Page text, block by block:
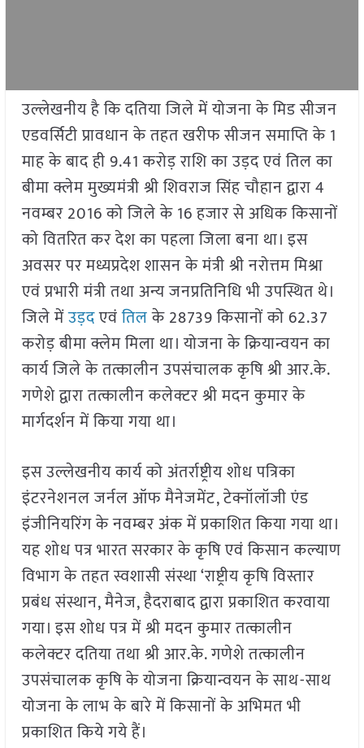
उल्लेखनीय है कि दतिया जिले में योजना के मिड सीजन
एडवर्सिटी प्रावधान के तहत खरीफ सीजन समाप्ति के 1
माह के बाद ही 9.41 करोड़ राशि का उड़द एवं तिल का
बीमा क्लेम मुख्यमंत्री श्री शिवराज सिंह चौहान द्वारा 4
नवम्बर 2016 को जिले के 16 हजार से अधिक किसानों
को वितरित कर देश का पहला जिला बना था। इस
अवसर पर मध्यप्रदेश शासन के मंत्री श्री नरोत्तम मिश्रा
एवं प्रभारी मंत्री तथा अन्य जनप्रतिनिधि भी उपस्थित थे।
जिले मेंउड़दएवंतिलके 28739 किसानों को 62.37
करोड़ बीमा क्लेम मिला था। योजना के क्रियान्वयन का
कार्य जिले के तत्कालीन उपसंचालक कृषि श्री आर.के.
गणेशे द्वारा तत्कालीन कलेक्टर श्री मदन कुमार के
मार्गदर्शन में किया गया था।
इस उल्लेखनीय कार्य को अंतर्राष्ट्रीय शोध पत्रिका
इंटरनेशनल जर्नल ऑफ मैनेजमेंट, टेक्नॉलॉजी एंड
इंजीनियरिंग के नवम्बर अंक में प्रकाशित किया गया था।
यह शोध पत्र भारत सरकार के कृषि एवं किसान कल्याण
विभाग के तहत स्वशासी संस्था ‘राष्ट्रीय कृषि विस्तार
प्रबंध संस्थान, मैनेज, हैदराबाद द्वारा प्रकाशित करवाया
गया। इस शोध पत्र में श्री मदन कुमार तत्कालीन
कलेक्टर दतिया तथा श्री आर.के. गणेशे तत्कालीन
उपसंचालक कृषि के योजना क्रियान्वयन के साथ-साथ
योजना के लाभ के बारे में किसानों के अभिमत भी
प्रकाशित किये गये हैं।